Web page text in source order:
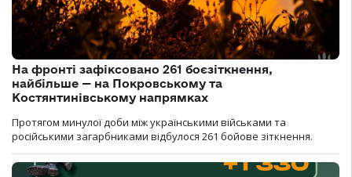
На фронті зафіксовано 261 боєзіткнення,
найбільше — на Покровському та
Костянтинівському напрямках
Протягом минулої доби між українськими військами та
російськими загарбниками відбулося 261 бойове зіткнення.